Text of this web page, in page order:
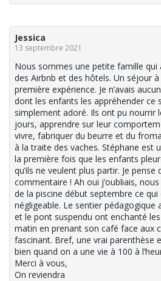
Jessica
13 septembre 2021
Nous sommes une petite famille qui
des Airbnb et des hôtels. Un séjour
première expérience. Je n’avais
dont les enfants les appréhender ce
simplement adoré. Ils ont pu nourrir
jours, apprendre sur leur
vivre, fabriquer du beurre et du
à la traite des vaches. Stéphane est
la première fois que les enfants
qu’ils ne veulent plus partir. Je pense
commentaire ! Ah oui j’oubliais,
de la piscine début septembre ce
négligeable. Le sentier pédagogique
et le pont suspendu ont enchanté
matin en prenant son café face aux
fascinant. Bref, une vrai parenthèse
bien quand on a une vie à 100 à
Merci à vous,
On reviendra